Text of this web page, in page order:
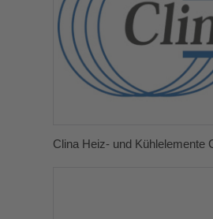
Clina Heiz- und Kühlelemente